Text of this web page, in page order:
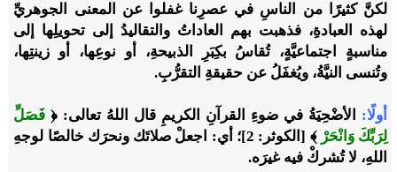
لكنَّ كثيرًا من الناسِ في عصرِنا غفلوا عن المعنى الجوهريِّ
لهذه العبادةِ، فذهبت بهم العاداتُ والتقاليدُ إلى تحويلِها إلى
مناسبةٍ اجتماعيَّةٍ، تُقاسُ بكِبَرِ الذبيحةِ، أو نوعِها، أو زينتِها،
وتُنسى النيَّةُ، ويُغفَلُ عن حقيقةِ التقرُّبِ.
أولًا: الأضْحِيَةُ في ضوءِ القرآنِ الكريمِ قال اللهُ تعالى: ﴿ فَصَلِّ
لِرَبِّكَ وَانْحَرْ ﴾
[الكوثر: 2]؛ أي: اجعلْ صلاتَك ونحرَك خالصًا لوجهِ
اللهِ، لا تُشركْ فيه غيرَه.